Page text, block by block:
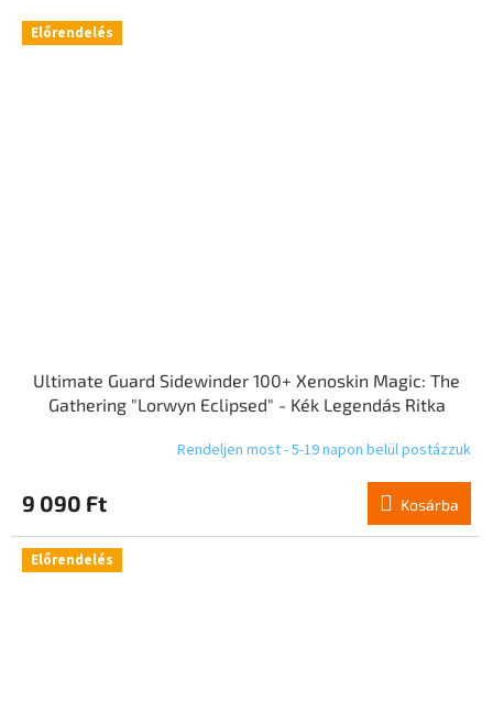
Előrendelés
Ultimate Guard Sidewinder 100+ Xenoskin Magic: The
Gathering "Lorwyn Eclipsed" - Kék Legendás Ritka
Rendeljen most - 5-19 napon belül postázzuk
9 090 Ft Kosárba
Előrendelés